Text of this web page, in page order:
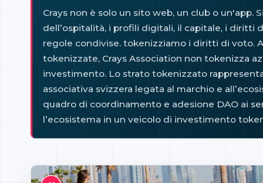
Crays non è solo un sito web, un club o
dell’ospitalità, i profili digitali, il capitale, i
regole condivise. tokenizziamo i diritti di voto.
tokenizzate, Crays Association non tokenizza
investimento. Lo strato tokenizzato
associativa svizzera legata al marchio e
quadro di coordinamento e adesione DAO ai
l’ecosistema in un veicolo di investimento